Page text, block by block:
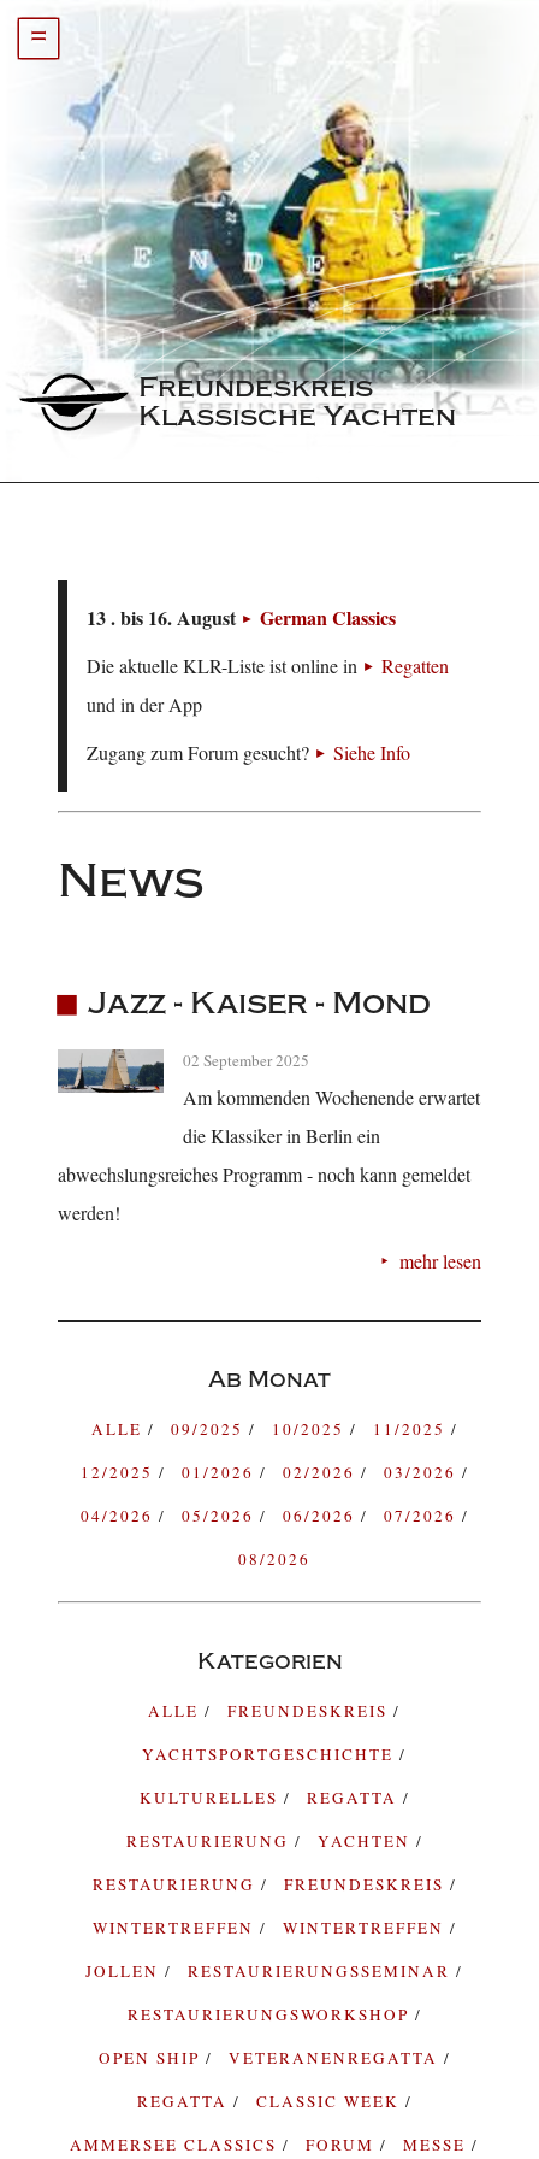
=
Freundeskreis
Klassische Yachten
13 . bis 16. August German Classics
Die aktuelle KLR-Liste ist online in
Regatten
und in der App
Zugang zum Forum gesucht?
Siehe Info
News
Jazz - Kaiser - Mond
02 September 2025
Am kommenden Wochenende erwartet
die Klassiker in Berlin ein
abwechslungsreiches Programm - noch kann gemeldet
werden!
mehr lesen
Ab Monat
ALLE 09/2025 10/2025
11/2025
12/2025
01/2026 02/2026
03/2026
04/2026
05/2026 06/2026
07/2026
08/2026
Kategorien
ALLE
FREUNDESKREIS
YACHTSPORTGESCHICHTE
KULTURELLES
REGATTA
RESTAURIERUNG
YACHTEN
RESTAURIERUNG
FREUNDESKREIS
WINTERTREFFEN
WINTERTREFFEN
JOLLEN
RESTAURIERUNGSSEMINAR
RESTAURIERUNGSWORKSHOP
OPEN SHIP
VETERANENREGATTA
REGATTA
CLASSIC WEEK
AMMERSEE CLASSICS
FORUM MESSE